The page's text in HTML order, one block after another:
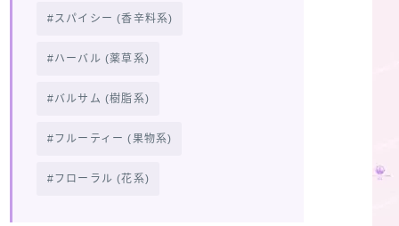
スパイシー (香辛料系)
ハーバル (薬草系)
バルサム (樹脂系)
フルーティー (果物系)
フローラル (花系)